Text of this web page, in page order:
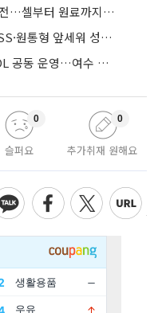
K배터리, 북미·유럽 공급망 선점전…셀부터 원료까지 현지화
LG엔솔, 2개 분기 만에 흑자…ESS·원통형 앞세워 성장 가속
NCC 139만t 줄이고 롯데·한화·DL 공동 운영…여수 1호 본궤도
슬퍼요
0
추가취재 원해요
0